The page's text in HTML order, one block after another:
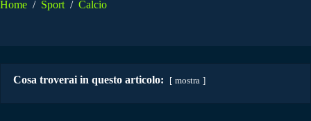
Home / Sport / Calcio
Cosa troverai in questo articolo: mostra